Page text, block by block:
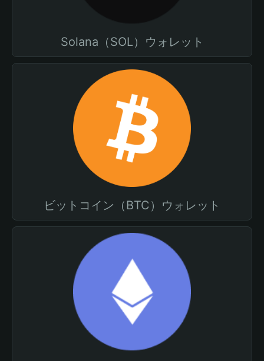
Solana（SOL）ウォレット
ビットコイン（BTC）ウォレット